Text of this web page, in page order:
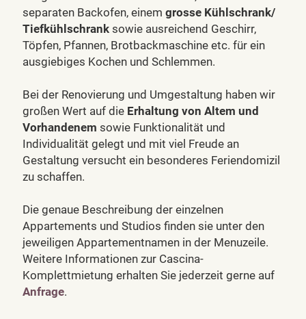
separaten Backofen, einem grosse Kühlschrank/
Tiefkühlschrank sowie ausreichend Geschirr,
Töpfen, Pfannen, Brotbackmaschine etc. für ein
ausgiebiges Kochen und Schlemmen.
Bei der Renovierung und Umgestaltung haben wir
großen Wert auf die Erhaltung von Altem und
Vorhandenem sowie Funktionalität und
Individualität gelegt und mit viel Freude an
Gestaltung versucht ein besonderes Feriendomizil
zu schaffen.
Die genaue Beschreibung der einzelnen
Appartements und Studios finden sie unter den
jeweiligen Appartementnamen in der Menuzeile.
Weitere Informationen zur Cascina-
Komplettmietung erhalten Sie jederzeit gerne auf
Anfrage.